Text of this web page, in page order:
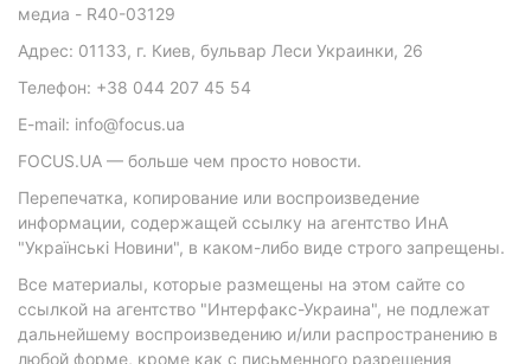
медиа - R40-03129
Адрес: 01133, г. Киев, бульвар Леси Украинки, 26
Телефон: +38 044 207 45 54
E-mail: info@focus.ua
FOCUS.UA — больше чем просто новости.
Перепечатка, копирование или воспроизведение
информации, содержащей ссылку на агентство ИнА
"Українські Новини", в каком-либо виде строго запрещены.
Все материалы, которые размещены на этом сайте со
ссылкой на агентство "Интерфакс-Украина", не подлежат
дальнейшему воспроизведению и/или распространению в
любой форме, кроме как с письменного разрешения